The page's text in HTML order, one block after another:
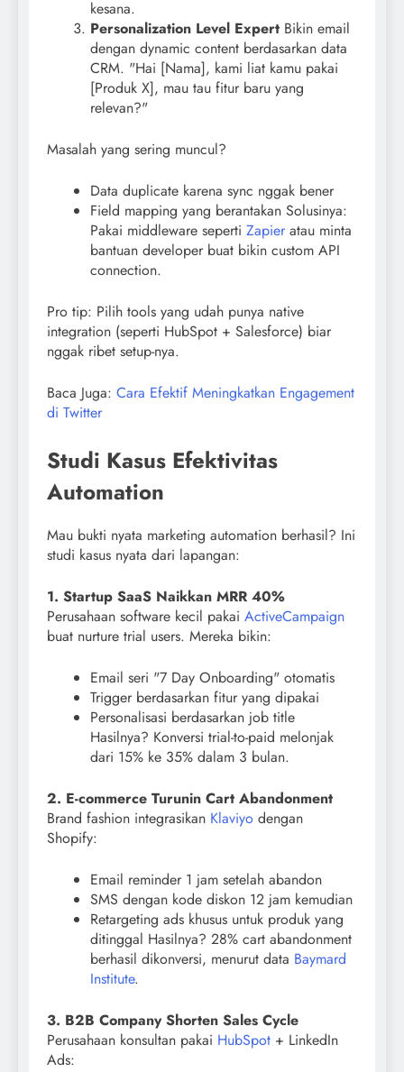
kesana.
Personalization Level Expert Bikin email
dengan dynamic content berdasarkan data
CRM. "Hai [Nama], kami liat kamu pakai
[Produk X], mau tau fitur baru yang
relevan?"
Masalah yang sering muncul?
Data duplicate karena sync nggak bener
Field mapping yang berantakan Solusinya:
Pakai middleware seperti Zapier atau minta
bantuan developer buat bikin custom API
connection.
Pro tip: Pilih tools yang udah punya native
integration (seperti HubSpot + Salesforce) biar
nggak ribet setup-nya.
Baca Juga: Cara Efektif Meningkatkan Engagement
di Twitter
Studi Kasus Efektivitas
Automation
Mau bukti nyata marketing automation berhasil? Ini
studi kasus nyata dari lapangan:
1. Startup SaaS Naikkan MRR 40%
Perusahaan software kecil pakai ActiveCampaign
buat nurture trial users. Mereka bikin:
Email seri "7 Day Onboarding" otomatis
Trigger berdasarkan fitur yang dipakai
Personalisasi berdasarkan job title
Hasilnya? Konversi trial-to-paid melonjak
dari 15% ke 35% dalam 3 bulan.
2. E-commerce Turunin Cart Abandonment
Brand fashion integrasikan Klaviyo dengan
Shopify:
Email reminder 1 jam setelah abandon
SMS dengan kode diskon 12 jam kemudian
Retargeting ads khusus untuk produk yang
ditinggal Hasilnya? 28% cart abandonment
berhasil dikonversi, menurut data Baymard
Institute.
3. B2B Company Shorten Sales Cycle
Perusahaan konsultan pakai HubSpot + LinkedIn
Ads: